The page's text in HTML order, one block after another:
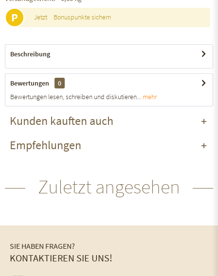
P Jetzt Bonuspunkte sichern
Beschreibung
Bewertungen
0
Bewertungen lesen, schreiben und diskutieren... mehr
Kunden kauften auch
Empfehlungen
Zuletzt angesehen
SIE HABEN FRAGEN?
KONTAKTIEREN SIE UNS!